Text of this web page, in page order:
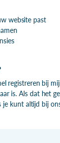
website past
registreren bij
is. Als dat het
je kunt altijd bij